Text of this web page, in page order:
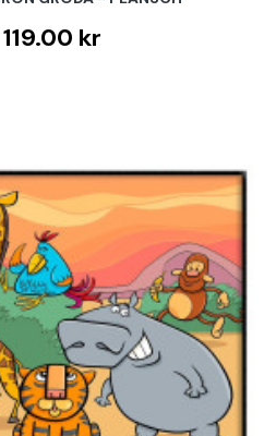
119.00 kr